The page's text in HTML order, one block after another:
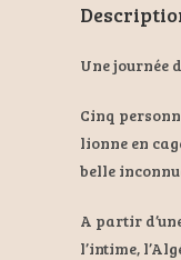
Une journée
Cinq
lionne en
belle
A partir
l’intime,